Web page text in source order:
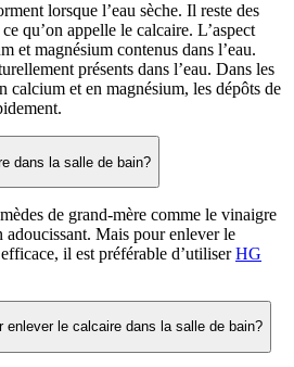
lorsque l’eau sèche. Il reste des
qu’on appelle le calcaire. L’aspect
et magnésium contenus dans l’eau.
présents dans l’eau. Dans les
calcium et en magnésium, les dépôts de
dans la salle de bain?
de grand-mère comme le vinaigre
adoucissant. Mais pour enlever le
il est préférable d’utiliserHG
enlever le calcaire dans la salle de bain?